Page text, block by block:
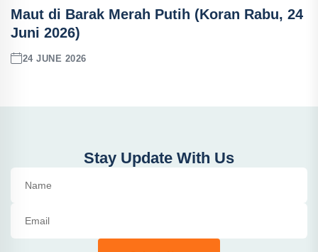
Maut di Barak Merah Putih (Koran Rabu, 24
Juni 2026)
24 JUNE 2026
Stay Update With Us